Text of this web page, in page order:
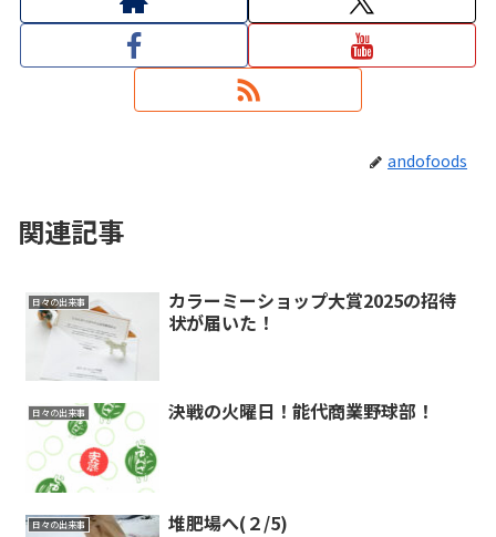
andofoods
関連記事
日々の出来事
カラーミーショップ大賞2025の招待
状が届いた！
日々の出来事 決戦の火曜日！能代商業野球部！
日々の出来事 堆肥場へ(２/5)